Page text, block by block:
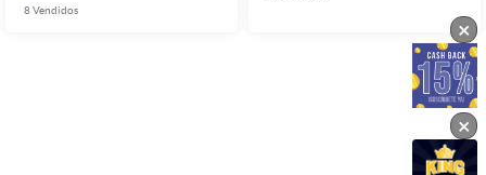
8Vendidos
×
×